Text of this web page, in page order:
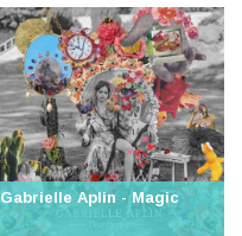
Gabrielle Aplin - Magic